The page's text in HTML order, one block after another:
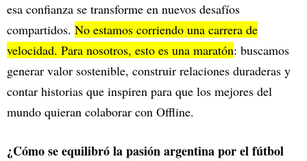
esa confianza se transforme en nuevos desafíos
compartidos. No estamos corriendo una carrera de
velocidad. Para nosotros, esto es una maratón: buscamos
generar valor sostenible, construir relaciones duraderas y
contar historias que inspiren para que los mejores del
mundo quieran colaborar con Offline.
¿Cómo se equilibró la pasión argentina por el fútbol